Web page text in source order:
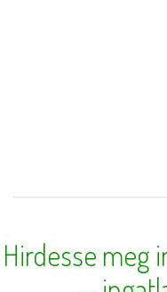
Hirdesse meg